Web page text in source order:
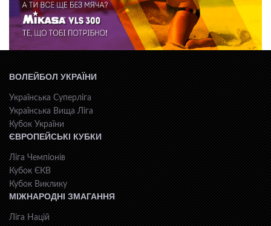
ВОЛЕЙБОЛ УКРАЇНИ
Українська Суперліга
Українська Вища Ліга
Кубок України
ЄВРОПЕЙСЬКІ КУБКИ
Ліга Чемпіонів
Кубок ЄКВ
Кубок Виклику
МІЖНАРОДНІ ЗМАГАННЯ
Ліга Націй